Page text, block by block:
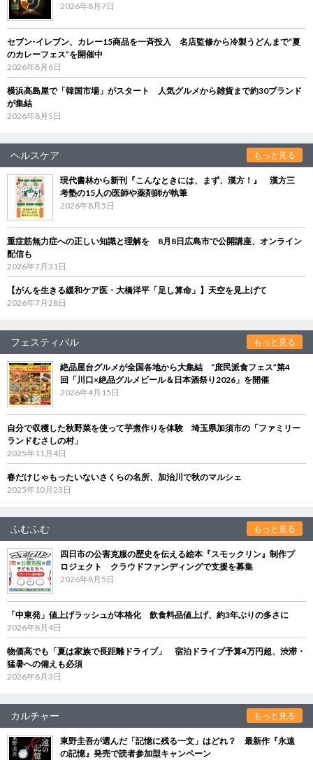
2026年8月7日
セブン‐イレブン、カレー15商品を一斉投入 名店監修から冷製うどんまで“夏
のカレーフェス”を開催中
2026年8月6日
横浜高島屋で「韓国市場」がスタート 人気グルメから雑貨まで約30ブランド
が集結
2026年8月5日
ヘルスケア もっと見る
現代書林から新刊『こんなときには、まず、漢方！』 漢方三
考塾の15人の医師や薬剤師が執筆
2026年8月5日
重症筋無力症への正しい知識と理解を 8月8日広島市で公開講座、オンライン
配信も
2026年7月31日
【がんを生きる緩和ケア医・大橋洋平「足し算命」】天空を見上げて
2026年7月28日
フェスティバル もっと見る
絶品屋台グルメが全国各地から大集結 “庶民派食フェス”第4
回「川口×絶品グルメビール＆日本酒祭り2026」を開催
2026年4月15日
自分で収穫した秋野菜を使って芋煮作りを体験 埼玉県加須市の「ファミリー
ランドむさしの村」
2025年11月4日
春だけじゃもったいないさくらの名所、加治川で秋のマルシェ
2025年10月23日
ふむふむ もっと見る
四日市の公害克服の歴史を伝える絵本『スモックリン』制作プ
ロジェクト クラウドファンディングで支援を募集
2026年8月5日
「中東発」値上げラッシュが本格化 飲食料品値上げ、約3年ぶりの多さに
2026年8月4日
物価高でも「夏は家族で長距離ドライブ」 宿泊ドライブ予算4万円超、渋滞・
猛暑への備えも必須
2026年8月3日
カルチャー もっと見る
東野圭吾が選んだ「記憶に残る一文」はどれ？ 最新作『永遠
の記憶』発売で読者参加型キャンペーン